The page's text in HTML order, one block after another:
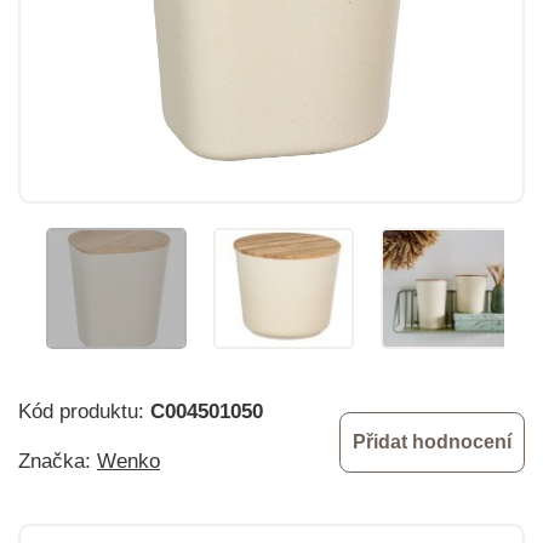
Kód produktu: C004501050
Značka: Wenko
Přidat hodnocení